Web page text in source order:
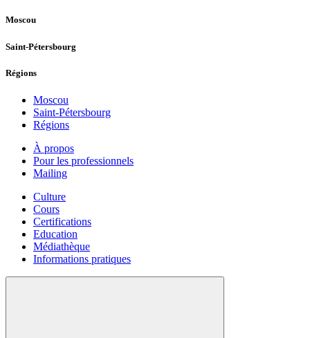
Moscou
Saint-Pétersbourg
Régions
Moscou
Saint-Pétersbourg
Régions
À propos
Pour les professionnels
Mailing
Culture
Cours
Certifications
Education
Médiathèque
Informations pratiques